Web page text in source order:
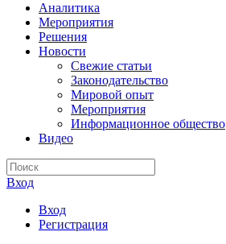
Аналитика
Мероприятия
Решения
Новости
Свежие статьи
Законодательство
Мировой опыт
Мероприятия
Информационное общество
Видео
Вход
Вход
Регистрация